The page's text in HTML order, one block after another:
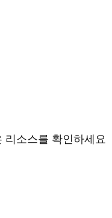
리소스를 확인하세요